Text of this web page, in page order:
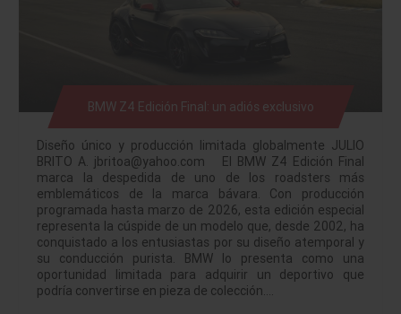
BMW Z4 Edición Final: un adiós exclusivo
Diseño único y producción limitada globalmente JULIO
BRITO A. jbritoa@yahoo.com El BMW Z4 Edición Final
marca la despedida de uno de los roadsters más
emblemáticos de la marca bávara. Con producción
programada hasta marzo de 2026, esta edición especial
representa la cúspide de un modelo que, desde 2002, ha
conquistado a los entusiastas por su diseño atemporal y
su conducción purista. BMW lo presenta como una
oportunidad limitada para adquirir un deportivo que
podría convertirse en pieza de colección.…